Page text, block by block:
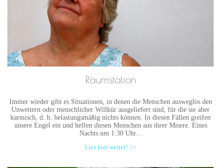
Raumstation
Immer wieder gibt es Situationen, in denen die Menschen ausweglos den
Unwettern oder menschlicher Willkür ausgeliefert sind, für die sie aber
karmisch, d. h. belastungsmäßig nichts können. In diesen Fällen greifen
unsere Engel ein und helfen diesen Menschen aus ihrer Misere. Eines
Nachts um 1:30 Uhr...
Lies hier weiter! >>